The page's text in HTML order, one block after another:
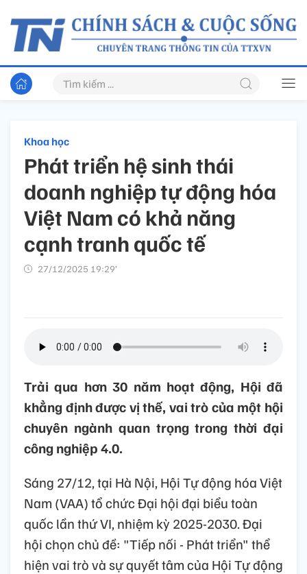
Khoa học
Phát triển hệ sinh thái
doanh nghiệp tự động hóa
Việt Nam có khả năng
cạnh tranh quốc tế
27/12/2025 19:29’
Trải qua hơn 30 năm hoạt động, Hội đã
khẳng định được vị thế, vai trò của một hội
chuyên ngành quan trọng trong thời đại
công nghiệp 4.0.
Sáng 27/12, tại Hà Nội, Hội Tự động hóa Việt
Nam (VAA) tổ chức Đại hội đại biểu toàn
quốc lần thứ VI, nhiệm kỳ 2025-2030. Đại
hội chọn chủ đề: "Tiếp nối - Phát triển" thể
hiện vai trò và sự quyết tâm của Hội Tự động